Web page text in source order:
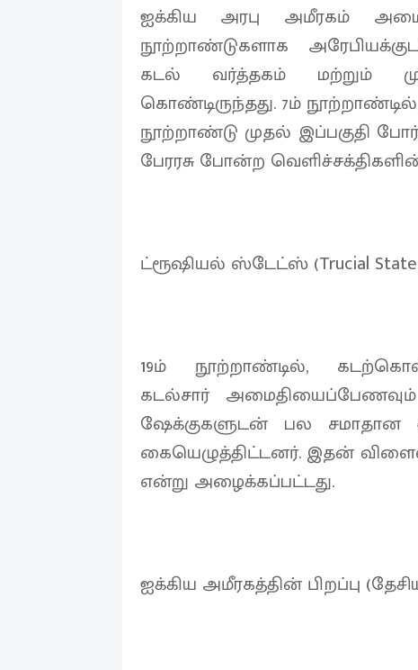
ஐக்கிய அரபு அமீரகம்
நூற்றாண்டுகளாக
கடல் வர்த்தகம் மற்றும்
கொண்டிருந்தது. 7ம்
நூற்றாண்டு முதல் இப்பகுதி
பேரரசு போன்ற
ட்ரூஷியல் ஸ்டேட்ஸ் (Trucial
19ம் நூற்றாண்டில்,
கடல்சார்
ஷேக்குகளுடன் பல சமாதான
கையெழுத்திட்டனர். இதன்
என்று அழைக்கப்பட்டது.
ஐக்கிய அமீரகத்தின் பிறப்பு